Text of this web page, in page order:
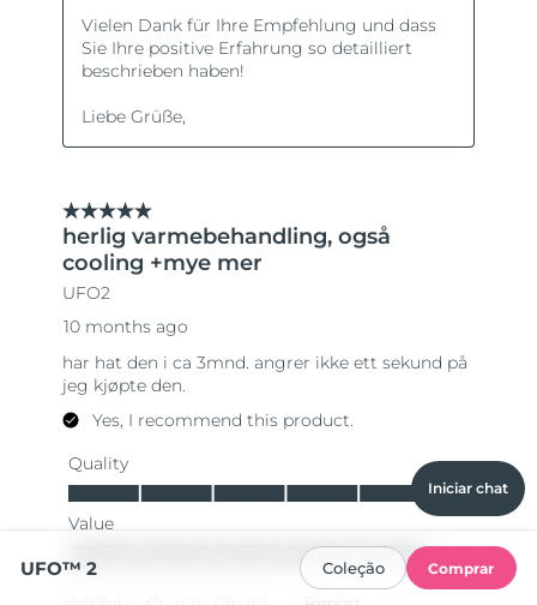
Iniciar chat
UFO™ 2 Coleção Comprar